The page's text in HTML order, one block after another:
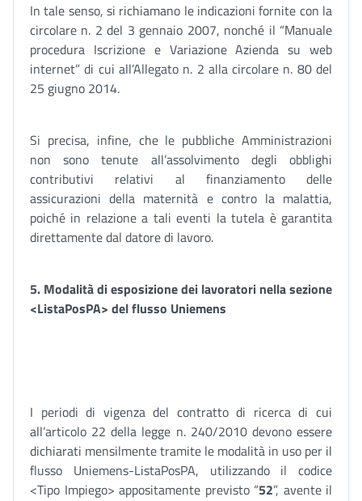
In tale senso, si richiamano le indicazioni fornite con la
circolare n. 2 del 3 gennaio 2007, nonché il “Manuale
procedura Iscrizione e Variazione Azienda su web
internet” di cui all’Allegato n. 2 alla circolare n. 80 del
25 giugno 2014.
Si precisa, infine, che le pubbliche Amministrazioni
non sono tenute all’assolvimento degli obblighi
contributivi relativi al finanziamento delle
assicurazioni della maternità e contro la malattia,
poiché in relazione a tali eventi la tutela è garantita
direttamente dal datore di lavoro.
5. Modalità di esposizione dei lavoratori nella sezione
<ListaPosPA> del flusso Uniemens
I periodi di vigenza del contratto di ricerca di cui
all’articolo 22 della legge n. 240/2010 devono essere
dichiarati mensilmente tramite le modalità in uso per il
flusso Uniemens-ListaPosPA, utilizzando il codice
<Tipo Impiego> appositamente previsto “52”, avente il